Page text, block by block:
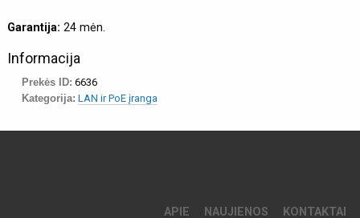
Garantija: 24 mėn.
Informacija
Prekės ID: 6636
Kategorija: LAN ir PoE įranga
APIE NAUJIENOS KONTAKTAI